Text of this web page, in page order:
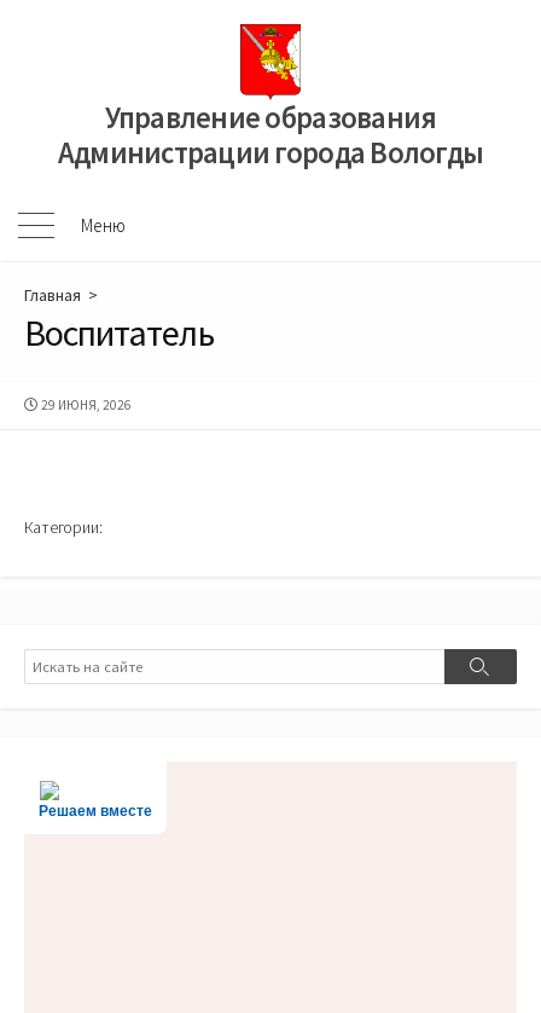
Управление образования
Администрации города Вологды
Меню
Меню
Главная >
Воспитатель
ДАТА
29 ИЮНЯ, 2026
Категории:
Поиск
Поиск
Решаем вместе